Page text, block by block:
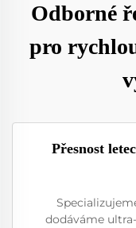
Odborné
pro
Přesnost
dodáváme